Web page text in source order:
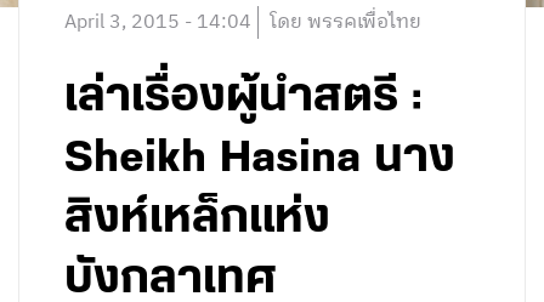
April 3, 2015 - 14:04 โดย พรรคเพื่อไทย
เล่าเรื่องผู้นำสตรี :
Sheikh Hasina นาง
สิงห์เหล็กแห่ง
บังกลาเทศ